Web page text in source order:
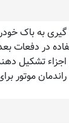
اجزاء
موتور